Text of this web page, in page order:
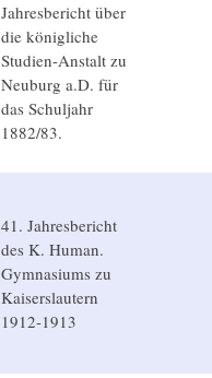
Jahresbericht über
die königliche
Studien-Anstalt zu
Neuburg a.D. für
das Schuljahr
1882/83.
41. Jahresbericht
des K. Human.
Gymnasiums zu
Kaiserslautern
1912-1913